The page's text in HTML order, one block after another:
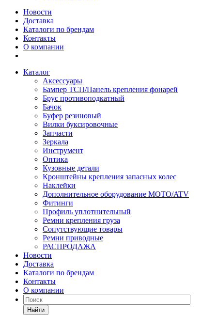
Новости
Доставка
Каталоги по брендам
Контакты
О компании
Каталог
Аксессуары
Бампер ТСП/Панель крепления фонарей
Брус противоподкатный
Бачок
Буфер резиновый
Вилки буксировочные
Запчасти
Зеркала
Инструмент
Оптика
Кузовные детали
Кронштейны крепления запасных колес
Наклейки
Дополнительное оборудование MOTO/ATV
Фитинги
Профиль уплотнительный
Ремни крепления груза
Сопутствующие товары
Ремни приводные
РАСПРОДАЖА
Новости
Доставка
Каталоги по брендам
Контакты
О компании
Найти